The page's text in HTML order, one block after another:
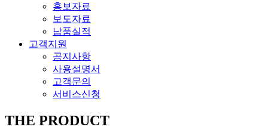
홍보자료
보도자료
납품실적
고객지원
공지사항
사용설명서
고객문의
서비스신청
THE PRODUCT